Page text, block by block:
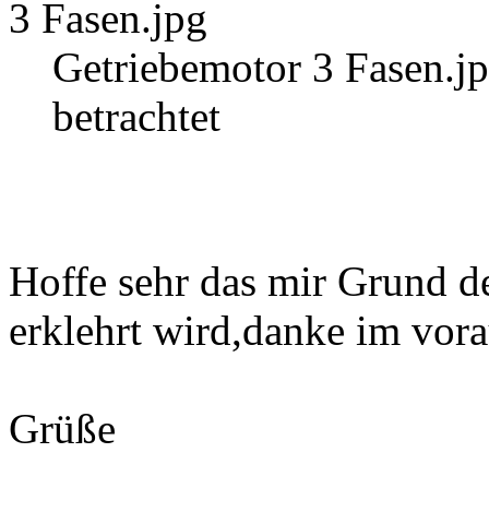
Getriebemotor 3
betrachtet
Hoffe sehr das mir Grund
erklehrt wird,danke im
Grüße